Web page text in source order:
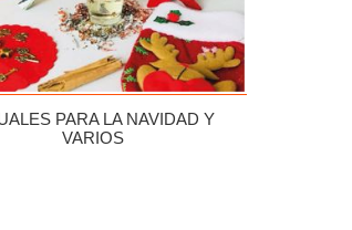
PARA LA NAVIDAD Y
VARIOS